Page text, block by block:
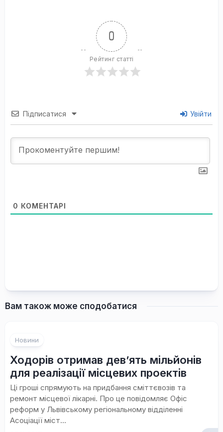
0
Рейтинг статті
Підписатися Увійти
0 КОМЕНТАРІ
Вам також може сподобатися
Новини
Ходорів отримав дев’ять мільйонів
для реалізації місцевих проектів
Ці гроші спрямують на придбання сміттєвозів та
ремонт місцевої лікарні. Про це повідомляє Офіс
реформ у Львівському регіональному відділенні
Асоціації міст...